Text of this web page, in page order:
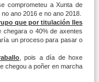
comprometeu a Xunta de
ano 2016 e no ano 2018.
que por titulación lles
chegara o 40% de axentes
un proceso para pasar o
, pois a día de hoxe
chegou a poñer en marcha